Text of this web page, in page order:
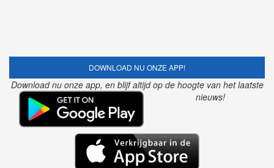
DOWNLOAD NU ONZE APP!
Download nu onze app, en blijf altijd op de hoogte van het laatste
nieuws!